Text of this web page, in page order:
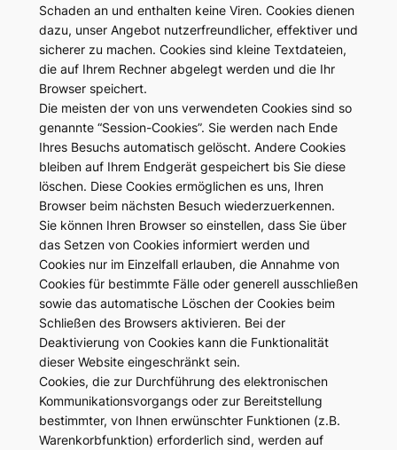
Schaden an und enthalten keine Viren. Cookies dienen
dazu, unser Angebot nutzerfreundlicher, effektiver und
sicherer zu machen. Cookies sind kleine Textdateien,
die auf Ihrem Rechner abgelegt werden und die Ihr
Browser speichert.
Die meisten der von uns verwendeten Cookies sind so
genannte “Session-Cookies”. Sie werden nach Ende
Ihres Besuchs automatisch gelöscht. Andere Cookies
bleiben auf Ihrem Endgerät gespeichert bis Sie diese
löschen. Diese Cookies ermöglichen es uns, Ihren
Browser beim nächsten Besuch wiederzuerkennen.
Sie können Ihren Browser so einstellen, dass Sie über
das Setzen von Cookies informiert werden und
Cookies nur im Einzelfall erlauben, die Annahme von
Cookies für bestimmte Fälle oder generell ausschließen
sowie das automatische Löschen der Cookies beim
Schließen des Browsers aktivieren. Bei der
Deaktivierung von Cookies kann die Funktionalität
dieser Website eingeschränkt sein.
Cookies, die zur Durchführung des elektronischen
Kommunikationsvorgangs oder zur Bereitstellung
bestimmter, von Ihnen erwünschter Funktionen (z.B.
Warenkorbfunktion) erforderlich sind, werden auf